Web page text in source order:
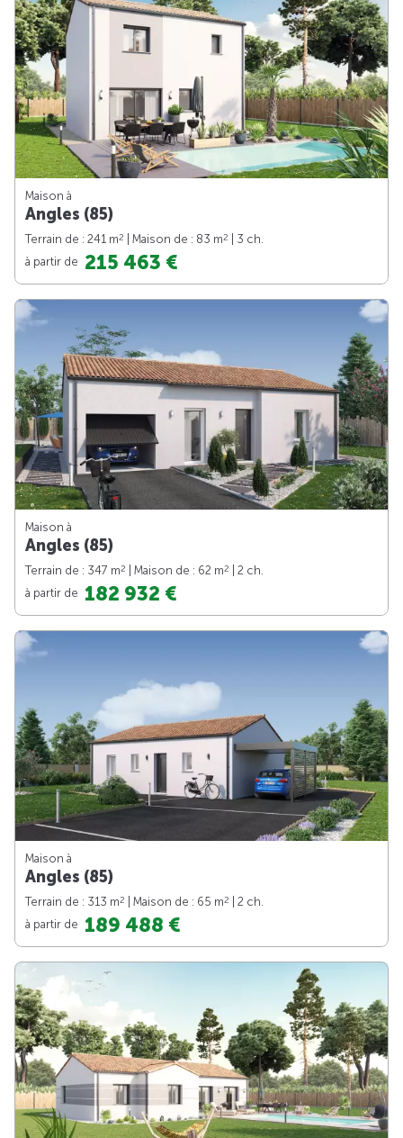
Maison à
Angles (85)
Terrain de : 241 m2 | Maison de : 83 m2
| 3 ch.
à partir de 215 463 €
Maison à
Angles (85)
Terrain de : 347 m2 | Maison de : 62 m2
| 2 ch.
à partir de 182 932 €
Maison à
Angles (85)
Terrain de : 313 m2 | Maison de : 65 m2
| 2 ch.
à partir de 189 488 €